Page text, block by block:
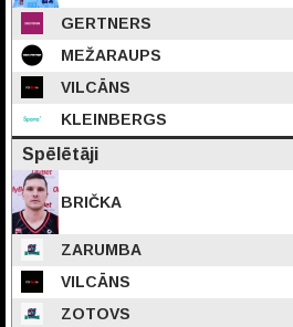
GERTNERS
MEŽARAUPS
VILCĀNS
KLEINBERGS
Spēlētāji
BRIČKA
ZARUMBA
VILCĀNS
ZOTOVS